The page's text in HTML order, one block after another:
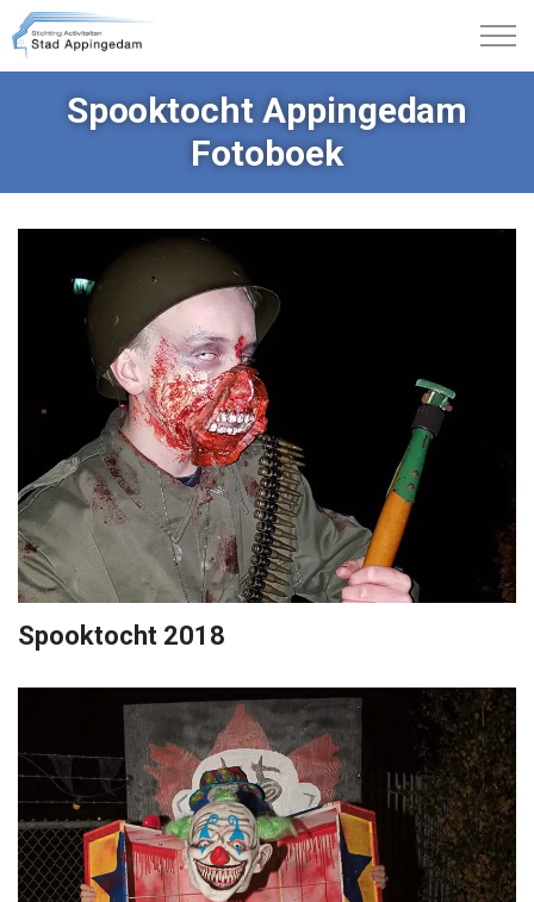
Spooktocht Appingedam
Fotoboek
Spooktocht 2018